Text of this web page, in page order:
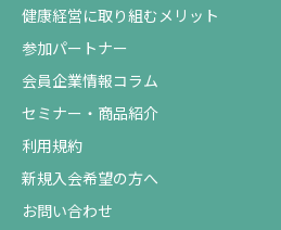
健康経営に取り組むメリット
参加パートナー
会員企業情報コラム
セミナー・商品紹介
利用規約
新規入会希望の方へ
お問い合わせ